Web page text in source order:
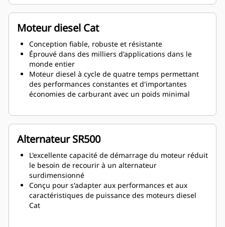
Moteur diesel Cat
Conception fiable, robuste et résistante
Éprouvé dans des milliers d'applications dans le
monde entier
Moteur diesel à cycle de quatre temps permettant
des performances constantes et d'importantes
économies de carburant avec un poids minimal
Alternateur SR500
L'excellente capacité de démarrage du moteur réduit
le besoin de recourir à un alternateur
surdimensionné
Conçu pour s'adapter aux performances et aux
caractéristiques de puissance des moteurs diesel
Cat